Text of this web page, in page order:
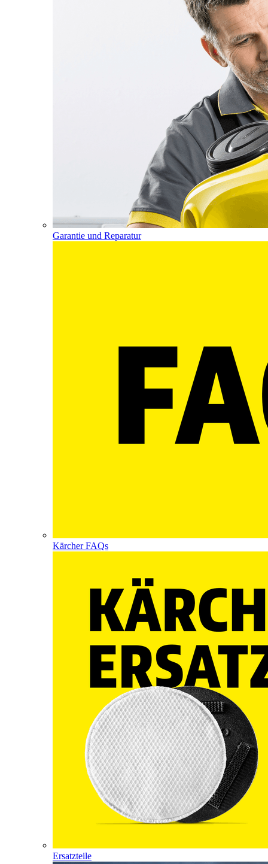
Garantie und Reparatur
Kärcher FAQs
Ersatzteile